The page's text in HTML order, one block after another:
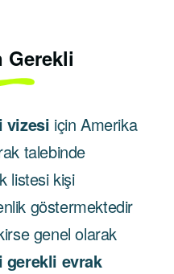
vizesi için Amerika
talebinde
listesi kişi
göstermektedir
genel olarak
evrak